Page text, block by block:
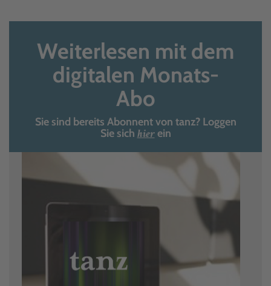
Weiterlesen mit dem
digitalen Monats-
Abo
Sie sind bereits Abonnent von tanz? Loggen
Sie sich hierein